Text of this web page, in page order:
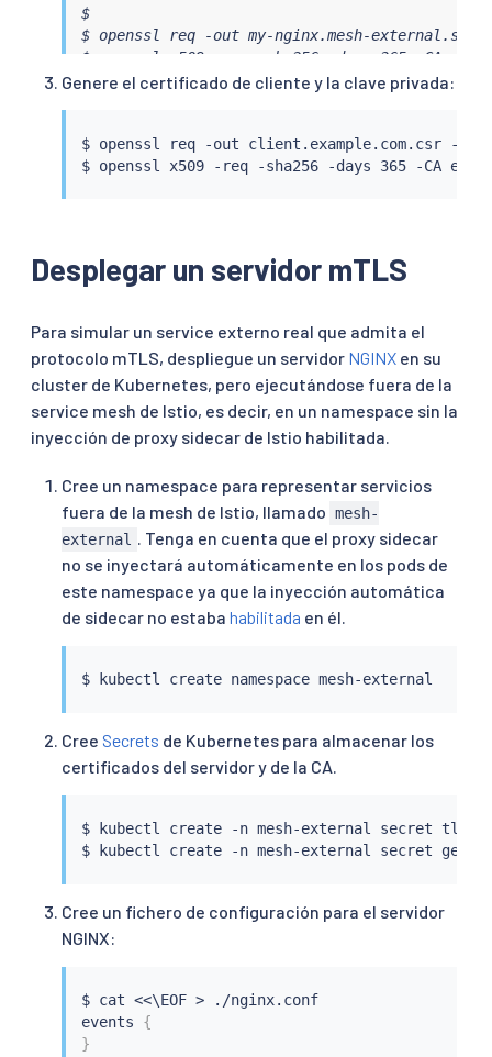
$
$ openssl req -out my-nginx.mesh-
$ openssl x509 -req -sha256 -days 365 -CA
Genere el certificado de cliente y la clave privada:
$ openssl req -out client.example.com.csr -
Desplegar un servidor mTLS
Para simular un service externo real que admita el
protocolo mTLS, despliegue un servidor NGINX en su
cluster de Kubernetes, pero ejecutándose fuera de la
service mesh de Istio, es decir, en un namespace sin la
inyección de proxy sidecar de Istio habilitada.
Cree un namespace para representar servicios
fuera de la mesh de Istio, llamado mesh-
external . Tenga en cuenta que el proxy sidecar
no se inyectará automáticamente en los pods de
este namespace ya que la inyección automática
de sidecar no estaba habilitada en él.
$ kubectl
Cree Secrets de Kubernetes para almacenar los
certificados del servidor y de la CA.
$ kubectl
create -n mesh-external secret tls
$
kubectl create -n mesh-external secret
Cree un fichero de configuración para el servidor
NGINX:
$ cat <<\EOF > ./nginx.conf
events {
}